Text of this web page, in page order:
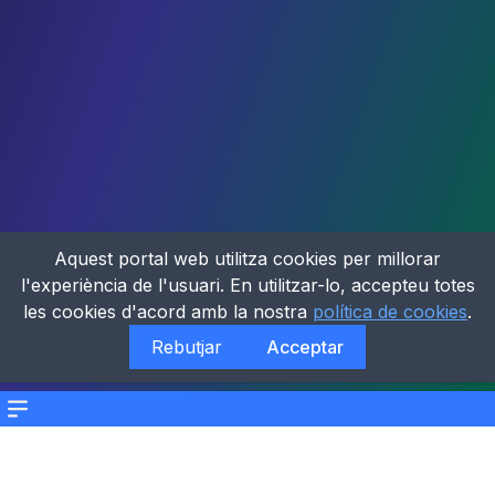
Menu
Aquest portal web utilitza cookies per millorar
l'experiència de l'usuari. En utilitzar-lo, accepteu totes
les cookies d'acord amb la nostra política de cookies.
Rebutjar
Acceptar